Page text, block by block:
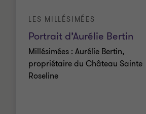
Portrait d’Aurélie Bertin
LES MILLÉSIMÉES
Millésimées : Aurélie Bertin,
propriétaire du Château Sainte
Roseline